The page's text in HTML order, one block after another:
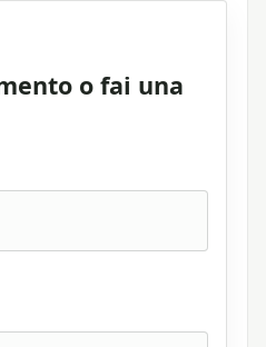
o fai una